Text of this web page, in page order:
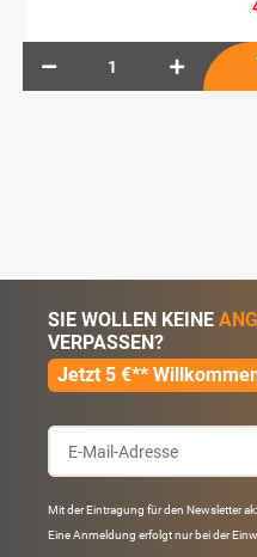
SIE WOLLEN KEINE
VERPASSEN?
Jetzt 5 €**
Mit der Eintragung für den Newsletter
Eine Anmeldung erfolgt nur bei der